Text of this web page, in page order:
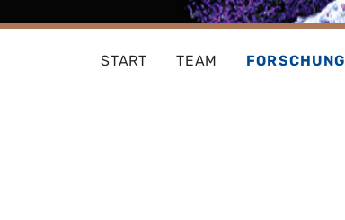
START TEAM FORSCHUNG